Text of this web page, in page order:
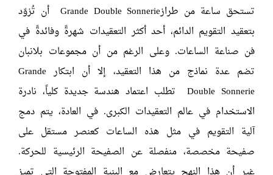
تستحق ساعة من طرازGrande Double Sonnerie أن تُزوّد
بتعقيد التقويم الدائم، أحد أكثر التعقيدات شهرةً وفائدةً في
فن صناعة الساعات. وعلى الرغم من أن مجموعات بلانبان
تضم عدة نماذج من هذا التعقيد، إلا أن ابتكار Grande
Double Sonnerieتطلب اعتماد هندسة جديدة كلياً، نادرة
الاستخدام في عالم التعقيدات الكبرى. في العادة، يتم دمج
آلية التقويم في مثل هذه الساعات كعنصر مستقل على
صفيحة مخصصة، منفصلة عن الصفيحة الرئيسية للحركة.